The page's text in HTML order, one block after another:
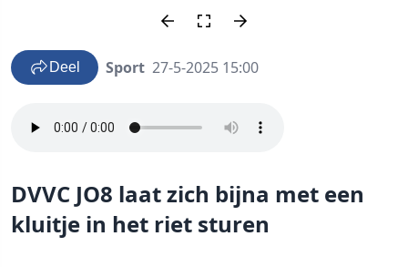
Deel Sport 27-5-2025 15:00
DVVC JO8 laat zich bijna met een
kluitje in het riet sturen